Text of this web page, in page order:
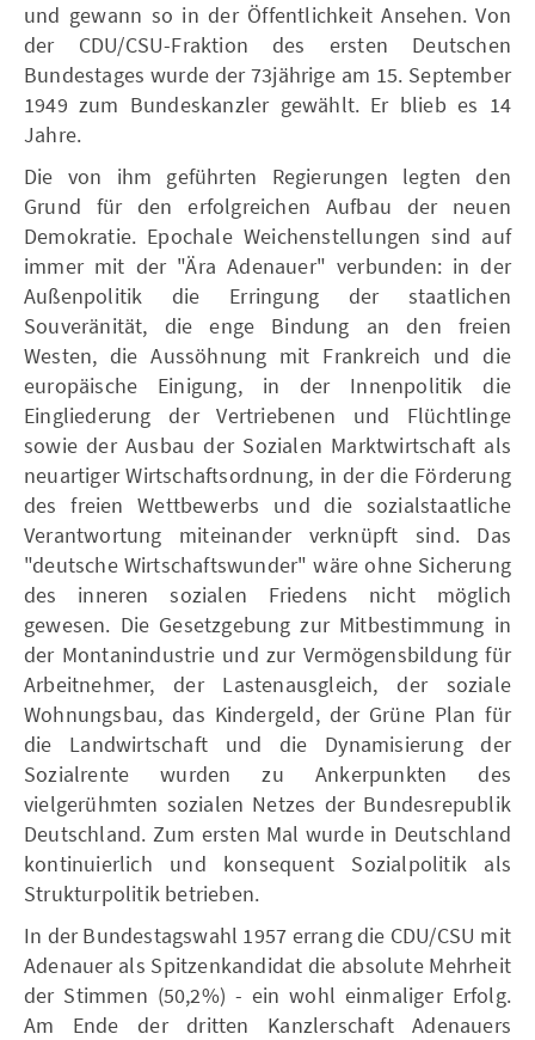
und gewann so in der Öffentlichkeit Ansehen. Von
der CDU/CSU-Fraktion des ersten Deutschen
Bundestages wurde der 73jährige am 15. September
1949 zum Bundeskanzler gewählt. Er blieb es 14
Jahre.
Die von ihm geführten Regierungen legten den
Grund für den erfolgreichen Aufbau der neuen
Demokratie. Epochale Weichenstellungen sind auf
immer mit der "Ära Adenauer" verbunden: in der
Außenpolitik die Erringung der staatlichen
Souveränität, die enge Bindung an den freien
Westen, die Aussöhnung mit Frankreich und die
europäische Einigung, in der Innenpolitik die
Eingliederung der Vertriebenen und Flüchtlinge
sowie der Ausbau der Sozialen Marktwirtschaft als
neuartiger Wirtschaftsordnung, in der die Förderung
des freien Wettbewerbs und die sozialstaatliche
Verantwortung miteinander verknüpft sind. Das
"deutsche Wirtschaftswunder" wäre ohne Sicherung
des inneren sozialen Friedens nicht möglich
gewesen. Die Gesetzgebung zur Mitbestimmung in
der Montanindustrie und zur Vermögensbildung für
Arbeitnehmer, der Lastenausgleich, der soziale
Wohnungsbau, das Kindergeld, der Grüne Plan für
die Landwirtschaft und die Dynamisierung der
Sozialrente wurden zu Ankerpunkten des
vielgerühmten sozialen Netzes der Bundesrepublik
Deutschland. Zum ersten Mal wurde in Deutschland
kontinuierlich und konsequent Sozialpolitik als
Strukturpolitik betrieben.
In der Bundestagswahl 1957 errang die CDU/CSU mit
Adenauer als Spitzenkandidat die absolute Mehrheit
der Stimmen (50,2%) - ein wohl einmaliger Erfolg.
Am Ende der dritten Kanzlerschaft Adenauers